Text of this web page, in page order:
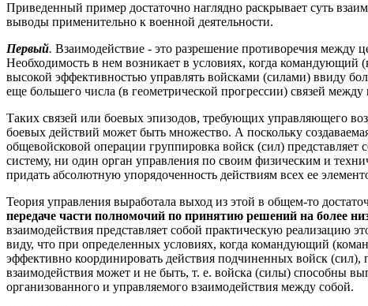
Приведенный пример достаточно наглядно раскрывает суть
выводы применительно к военной деятельности.
Первый. Взаимодействие - это разрешение противоречия между
Необходимость в нем возникает в условиях, когда командующий
высокой эффективностью управлять войсками (силами) ввиду
еще большего числа (в геометрической прогрессии) связей
Таких связей или боевых эпизодов, требующих управляющего
боевых действий может быть множество. А поскольку
общевойсковой операции группировка войск (сил)
систему, ни один орган управления по своим физическим и
придать абсолютную упорядоченность действиям всех ее
Теория управления выработала выход из этой в общем-то
передаче части полномочий по принятию решений на более
взаимодействия представляет собой практическую реализацию
виду, что при определенных условиях, когда командующий
эффективно координировать действия подчиненных войск (сил),
взаимодействия может и не быть, т. е. войска (силы) способны
организованного и управляемого взаимодействия между собой.